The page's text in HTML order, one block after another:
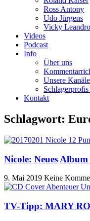
Ross Antony
Udo Jürgens
Vicky
Videos
Podcast
Info
Über uns
Unsere Kanäle
Kontakt
Schlagwort:
Nicole: Neues
9. Mai 2019 Keine
TV-Tipp: MARY